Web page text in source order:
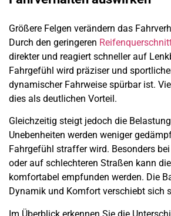
Größere Felgen verändern das
Durch den geringeren
direkter und reagiert schneller auf
Fahrgefühl wird präziser und
dynamischer Fahrweise spürbar ist.
dies als deutlichen Vorteil.
Gleichzeitig steigt jedoch die
Unebenheiten werden weniger
Fahrgefühl straffer wird. Besonders
oder auf schlechteren Straßen kann
komfortabel empfunden werden. Die
Dynamik und Komfort verschiebt sich